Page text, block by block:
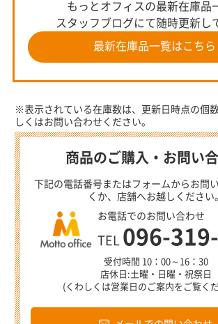
もっとオフィスの最新在庫品
スタッフブログにて随時更新し
最新在庫品一覧はこちら
※表示されている在庫数は、更新日時点の個
しくはお問い合わせください。
商品のご購入・お問い
下記の電話番号またはフォームからお問
くか、店舗へお越しください
お電話でのお問い合わせ
TEL 096-
受付時間 10：00～16：30
店休日:土曜・日曜・祝祭日
(くわしくは営業日のご案内をご覧く